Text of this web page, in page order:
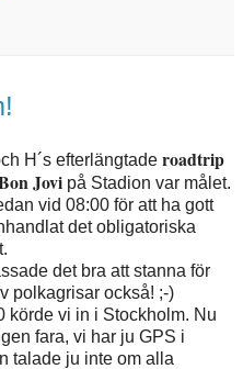
H´s efterlängtade roadtrip
Jovi på Stadion var målet.
vid 08:00 för att ha gott
det obligatoriska
det bra att stanna för
polkagrisar också! ;-)
körde vi in i Stockholm. Nu
fara, vi har ju GPS i
talade ju inte om alla